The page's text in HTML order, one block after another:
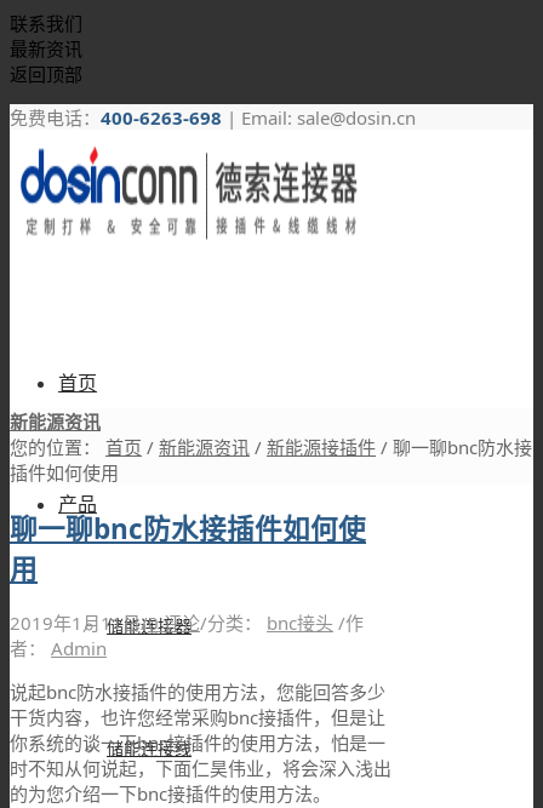
联系我们
最新资讯
返回顶部
免费电话： 400-6263-698 | Email: sale@dosin.cn
首页
产品
储能连接器
储能连接线
新能源资讯
您的位置：
首页 / 新能源资讯 / 新能源接插件 / 聊一聊bnc防水接
插件如何使用
聊一聊bnc防水接插件如何使
用
2019年1月11日/0 评论/分类： bnc接头 /作
者： Admin
说起bnc防水接插件的使用方法，您能回答多少
干货内容，也许您经常采购bnc接插件，但是让
你系统的谈一下bnc接插件的使用方法，怕是一
时不知从何说起，下面仁昊伟业，将会深入浅出
的为您介绍一下bnc接插件的使用方法。